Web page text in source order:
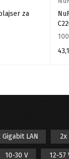
za
Gigabit LAN 2x
10-30 V 12-57